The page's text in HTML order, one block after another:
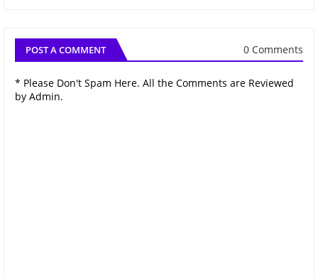
POST A COMMENT 0 Comments
* Please Don't Spam Here. All the Comments are Reviewed
by Admin.